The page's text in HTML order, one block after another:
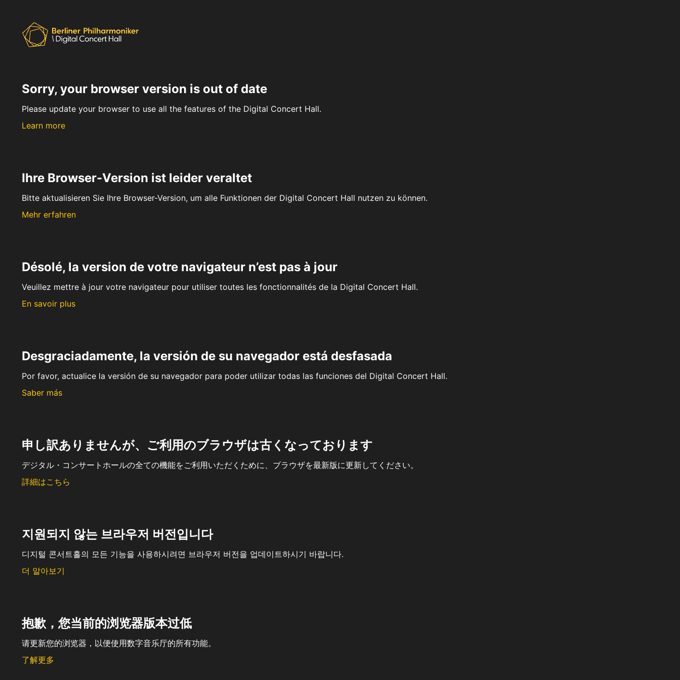
Sorry, your browser version is out of date
Please update your browser to use all the features of the Digital Concert Hall.
Learn more
Ihre Browser-Version ist leider veraltet
Bitte aktualisieren Sie Ihre Browser-Version, um alle Funktionen der Digital Concert Hall nutzen zu können.
Mehr erfahren
Désolé, la version de votre navigateur n’est pas à jour
Veuillez mettre à jour votre navigateur pour utiliser toutes les fonctionnalités de la Digital Concert Hall.
En savoir plus
Desgraciadamente, la versión de su navegador está desfasada
Por favor, actualice la versión de su navegador para poder utilizar todas las funciones del Digital Concert Hall.
Saber más
申し訳ありませんが、ご利用のブラウザは古くなっております
デジタル・コンサートホールの全ての機能をご利用いただくために、ブラウザを最新版に更新してください。
詳細はこちら
지원되지 않는 브라우저 버전입니다
디지털 콘서트홀의 모든 기능을 사용하시려면 브라우저 버전을 업데이트하시기 바랍니다.
더 알아보기
抱歉，您当前的浏览器版本过低
请更新您的浏览器，以便使用数字音乐厅的所有功能。
了解更多